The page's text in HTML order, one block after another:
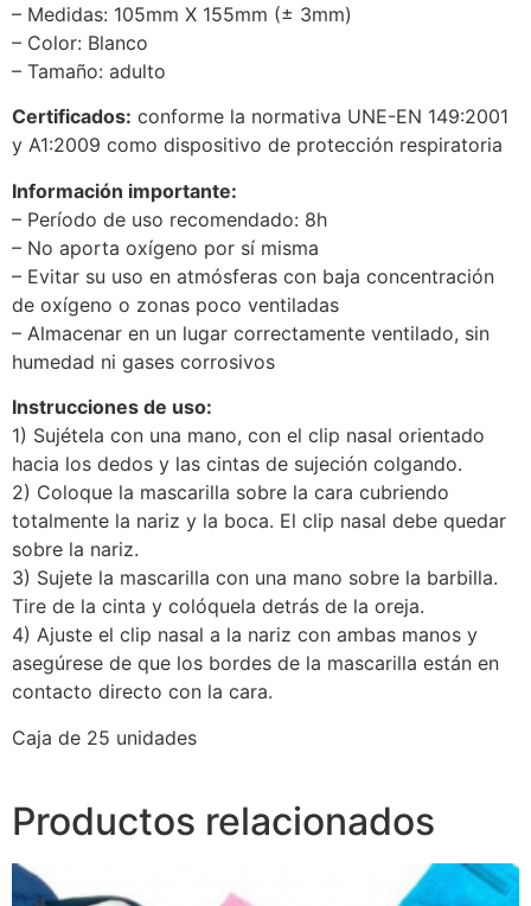
– Medidas: 105mm X 155mm (± 3mm)
– Color: Blanco
– Tamaño: adulto
Certificados: conforme la normativa UNE-EN 149:2001
y A1:2009 como dispositivo de protección respiratoria
Información importante:
– Período de uso recomendado: 8h
– No aporta oxígeno por sí misma
– Evitar su uso en atmósferas con baja concentración
de oxígeno o zonas poco ventiladas
– Almacenar en un lugar correctamente ventilado, sin
humedad ni gases corrosivos
Instrucciones de uso:
1) Sujétela con una mano, con el clip nasal orientado
hacia los dedos y las cintas de sujeción colgando.
2) Coloque la mascarilla sobre la cara cubriendo
totalmente la nariz y la boca. El clip nasal debe quedar
sobre la nariz.
3) Sujete la mascarilla con una mano sobre la barbilla.
Tire de la cinta y colóquela detrás de la oreja.
4) Ajuste el clip nasal a la nariz con ambas manos y
asegúrese de que los bordes de la mascarilla están en
contacto directo con la cara.
Caja de 25 unidades
Productos relacionados